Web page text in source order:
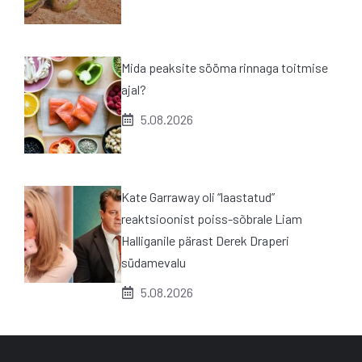
Mida peaksite sööma rinnaga toitmise
ajal?
5.08.2026
Kate Garraway oli “laastatud”
reaktsioonist poiss-sõbrale Liam
Halliganile pärast Derek Draperi
südamevalu
5.08.2026